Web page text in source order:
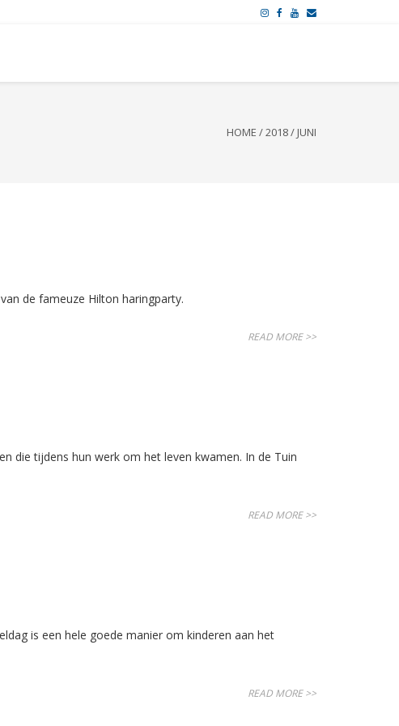
HOME /2018/ JUNI
de fameuze Hilton haringparty.
READ MORE >>
die tijdens hun werk om het leven kwamen. In de Tuin
READ MORE >>
is een hele goede manier om kinderen aan het
READ MORE >>